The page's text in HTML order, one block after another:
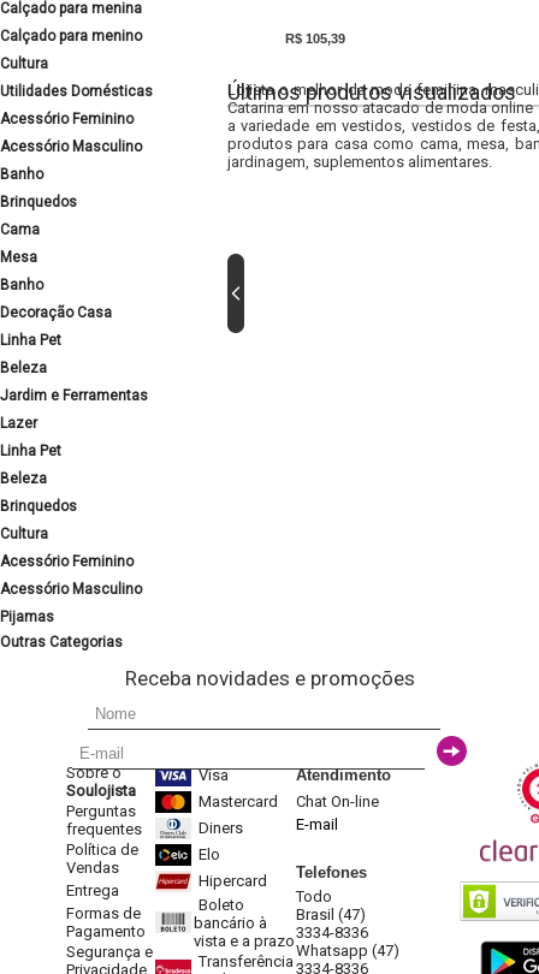
Calçado para menina
Calçado para menino
Cultura
Utilidades Domésticas
Acessório Feminino
Acessório Masculino
Banho
Brinquedos
Cama
Mesa
Banho
Decoração Casa
Linha Pet
Beleza
Jardim e Ferramentas
Lazer
Linha Pet
Beleza
Brinquedos
Cultura
Acessório Feminino
Acessório Masculino
Pijamas
Outras Categorias
R$ 105,39
Últimos produtos visualizados
Lojista o melhor da moda feminina,
Catarina em nosso atacado de moda
a variedade em vestidos, vestidos de
produtos para casa como cama, mesa,
jardinagem, suplementos alimentares.
Receba novidades e promoções
Sobre o
Soulojista
Perguntas
frequentes
Política de
Vendas
Entrega
Formas de
Pagamento
Segurança e
Privacidade
Visa
Mastercard
Diners
Elo
Hipercard
Boleto
bancário à
vista e a prazo
Transferência
Atendimento
Chat On-line
E-mail
Telefones
Todo
Brasil (47)
3334-8336
Whatsapp (47)
3334-8336